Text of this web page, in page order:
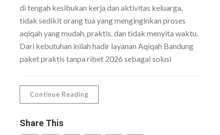
di tengah kesibukan kerja dan aktivitas keluarga,
tidak sedikit orang tua yang menginginkan proses
aqiqah yang mudah, praktis, dan tidak menyita waktu.
Dari kebutuhan inilah hadir layanan Aqiqah Bandung
paket praktis tanpa ribet 2026 sebagai solusi
Continue Reading
Share This